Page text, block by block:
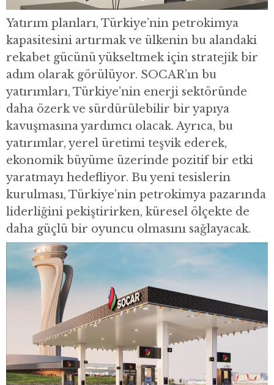
Yatırım planları, Türkiye’nin petrokimya
kapasitesini artırmak ve ülkenin bu alandaki
rekabet gücünü yükseltmek için stratejik bir
adım olarak görülüyor. SOCAR’ın bu
yatırımları, Türkiye’nin enerji sektöründe
daha özerk ve sürdürülebilir bir yapıya
kavuşmasına yardımcı olacak. Ayrıca, bu
yatırımlar, yerel üretimi teşvik ederek,
ekonomik büyüme üzerinde pozitif bir etki
yaratmayı hedefliyor. Bu yeni tesislerin
kurulması, Türkiye’nin petrokimya pazarında
liderliğini pekiştirirken, küresel ölçekte de
daha güçlü bir oyuncu olmasını sağlayacak.